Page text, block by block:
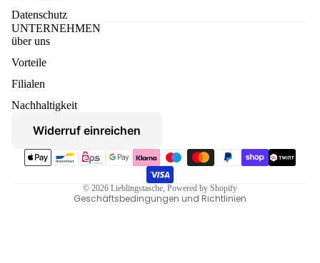
Datenschutz
UNTERNEHMEN
über uns
Vorteile
Filialen
Nachhaltigkeit
Widerruf einreichen
Zahlungsmethoden
© 2026 Lieblingstasche, Powered by Shopify
Geschäftsbedingungen und Richtlinien
Kontaktinformationen